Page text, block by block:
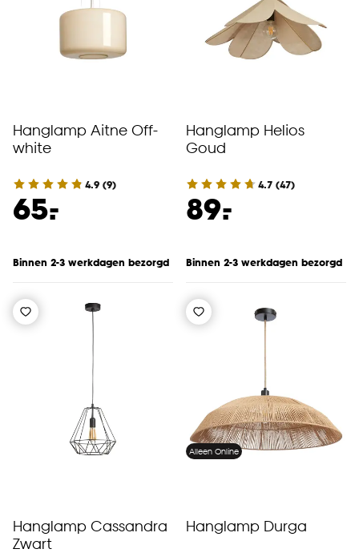
Hanglamp Aitne Off-
white
4.9 (9)
65.
-
Binnen 2-3 werkdagen bezorgd
Hanglamp Helios
Goud
4.7 (47)
89.
-
Binnen 2-3 werkdagen bezorgd
Hanglamp Cassandra
Zwart
Alleen Online
Hanglamp Durga